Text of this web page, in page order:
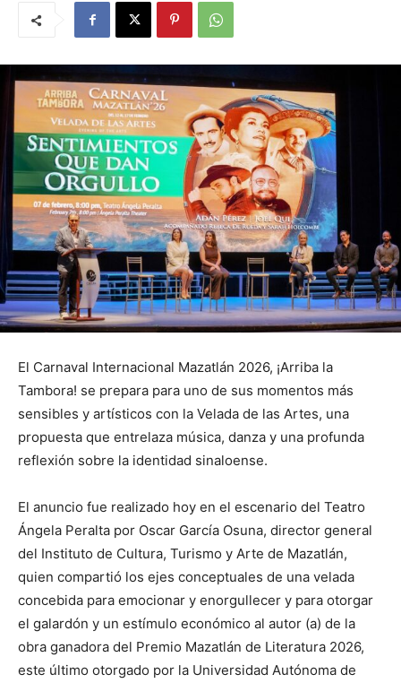
El Carnaval Internacional Mazatlán 2026, ¡Arriba la
Tambora! se prepara para uno de sus momentos más
sensibles y artísticos con la Velada de las Artes, una
propuesta que entrelaza música, danza y una profunda
reflexión sobre la identidad sinaloense.
El anuncio fue realizado hoy en el escenario del Teatro
Ángela Peralta por Oscar García Osuna, director general
del Instituto de Cultura, Turismo y Arte de Mazatlán,
quien compartió los ejes conceptuales de una velada
concebida para emocionar y enorgullecer y para otorgar
el galardón y un estímulo económico al autor (a) de la
obra ganadora del Premio Mazatlán de Literatura 2026,
este último otorgado por la Universidad Autónoma de